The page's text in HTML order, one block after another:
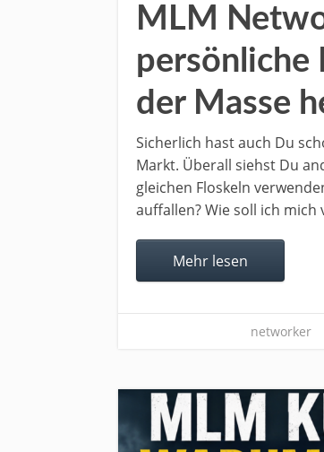
MLM
persönliche
der Masse
Sicherlich hast auch Du
Markt. Überall siehst Du
gleichen Floskeln
auffallen? Wie soll ich
Mehr lesen
networker